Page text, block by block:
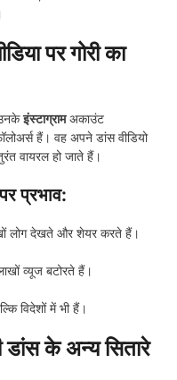
पर गोरी का
उनकेइंस्टाग्रामअकाउंट
हैं। वह अपने डांस वीडियो
वायरल हो जाते हैं।
प्रभाव:
लोग देखते और शेयर करते हैं।
व्यूज बटोरते हैं।
विदेशों में भी हैं।
डांस के अन्य सितारे